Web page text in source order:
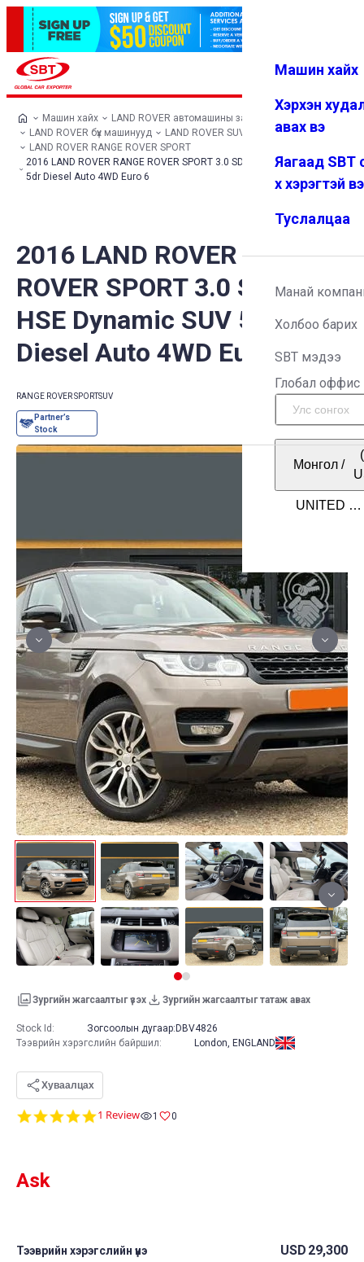
Дуртай Цэс
Машин хайх
Хэрхэн
авах вэ
Яагаад SBT
х хэрэгтэй
Туслалцаа
Манай
Холбоо барих
SBT мэдээ
Глобал оффис
Монгол /
Машин хайх
LAND ROVER автомашины загварууд
LAND ROVER бүх машинууд
LAND ROVER SUV
LAND ROVER RANGE ROVER SPORT
2016 LAND ROVER RANGE ROVER SPORT 3.0 SD V6 HSE Dynamic SUV
5dr Diesel Auto 4WD Euro 6
2016 LAND ROVER RANGE
ROVER SPORT 3.0 SD V6
HSE Dynamic SUV 5dr
Diesel Auto 4WD Euro 6
RANGE ROVER SPORTSUV
Зургийн жагсаалтыг үзэх Зургийн жагсаалтыг татаж авах
5.0
1 Review 1 0
Ask
Тээврийн хэрэгслийн үнэ USD 29,300
Stock Id: Зогсоолын дугаар: DBV4826
Тээврийн хэрэгслийн байршил: London, ENGLAND
Хуваалцах